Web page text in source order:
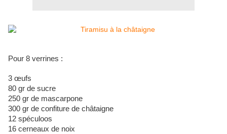
Pour 8 verrines :
3 œufs
80 gr de sucre
250 gr de mascarpone
300 gr de confiture de châtaigne
12 spéculoos
16 cerneaux de noix